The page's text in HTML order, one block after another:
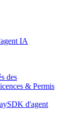
IA
des
& Permis
SDK d'agent